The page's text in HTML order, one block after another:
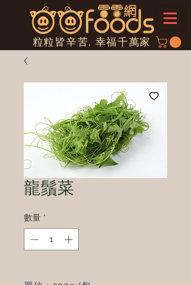
粒粒皆辛苦, 幸福千萬家
龍鬚菜
數量 *